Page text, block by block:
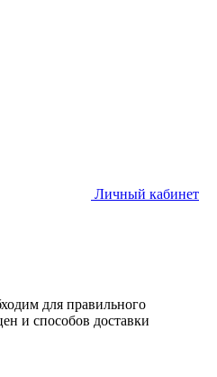
Личный кабинет
для правильного
и способов доставки